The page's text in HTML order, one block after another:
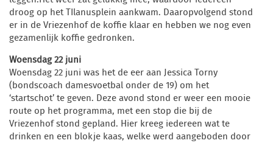
droog op het TIlanusplein aankwam. Daaropvolgend stond
er in de Vriezenhof de koffie klaar en hebben we nog even
gezamenlijk koffie gedronken.
Woensdag 22 juni
Woensdag 22 juni was het de eer aan Jessica Torny
(bondscoach damesvoetbal onder de 19) om het
‘startschot’ te geven. Deze avond stond er weer een mooie
route op het programma, met een stop die bij de
Vriezenhof stond gepland. Hier kreeg iedereen wat te
drinken en een blokje kaas, welke werd aangeboden door